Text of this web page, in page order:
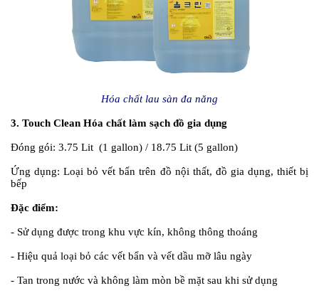
Hóa chất lau sàn đa năng
3. Touch Clean Hóa chất làm sạch đồ gia dụng
Đóng gói: 3.75 Lit (1 gallon) / 18.75 Lit (5 gallon)
Ứng dụng:Loại bỏ vết bẩn trên đồ nội thất, đồ gia dụng, thiết bị
bếp
Đặc điểm:
- Sử dụng được trong khu vực kín, không thông thoáng
- Hiệu quả loại bỏ các vết bẩn và vết dầu mỡ lâu ngày
- Tan trong nước và không làm mòn bề mặt sau khi sử dụng